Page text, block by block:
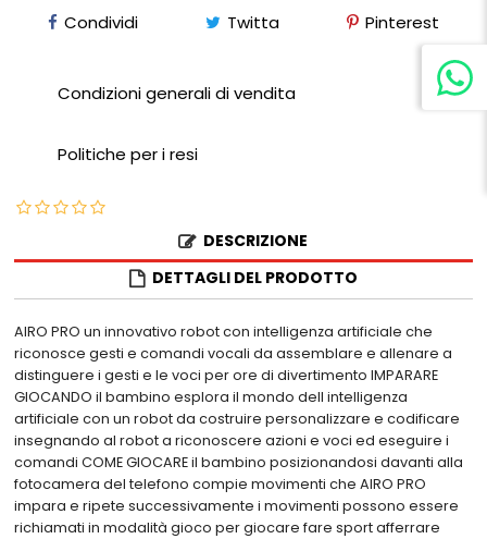
Condividi Twitta Pinterest
Condizioni generali di vendita
Politiche per i resi
DESCRIZIONE
DETTAGLI DEL PRODOTTO
AIRO PRO un innovativo robot con intelligenza artificiale che
riconosce gesti e comandi vocali da assemblare e allenare a
distinguere i gesti e le voci per ore di divertimento IMPARARE
GIOCANDO il bambino esplora il mondo dell intelligenza
artificiale con un robot da costruire personalizzare e codificare
insegnando al robot a riconoscere azioni e voci ed eseguire i
comandi COME GIOCARE il bambino posizionandosi davanti alla
fotocamera del telefono compie movimenti che AIRO PRO
impara e ripete successivamente i movimenti possono essere
richiamati in modalità gioco per giocare fare sport afferrare